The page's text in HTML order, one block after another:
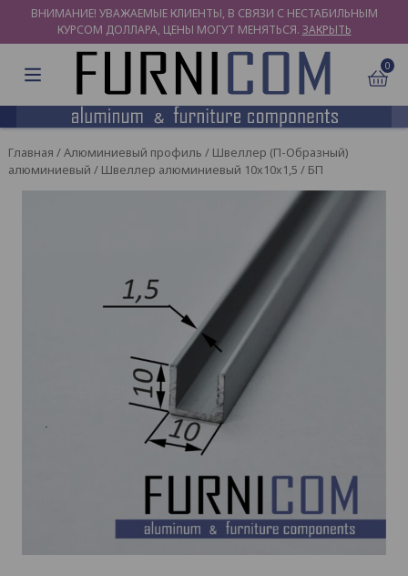
ВНИМАНИЕ! УВАЖАЕМЫЕ КЛИЕНТЫ, В СВЯЗИ С НЕСТАБИЛЬНЫМ
КУРСОМ ДОЛЛАРА, ЦЕНЫ МОГУТ МЕНЯТЬСЯ. ЗАКРЫТЬ
0
Главная /Алюминиевый профиль / Швеллер (П-Образный)
алюминиевый / Швеллер алюминиевый 10х10х1,5 / БП